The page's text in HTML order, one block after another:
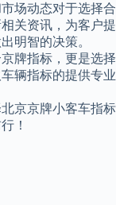
场动态对于选择合
关资讯，为客户提
明智的决策。
牌指标，更是选择
辆指标的提供专业
京京牌小客车指标
！